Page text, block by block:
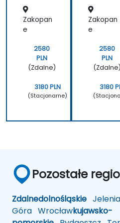
Zakopan
e
2580
PLN
(Zdalne)
3180 PLN
(Stacjonarne)
Zakopan
e
2580
PLN
(Zdalne)
3180
Pozostałe
Zdalnedolnośląskie Jelenia
Góra Wrocławkujawsko-